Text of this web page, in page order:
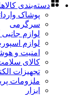
دسته‌بندی
پوشاک
سرگرمی
لوازم
لوازم
امنیت و
کالای
تجهیزات
ملزومات
ابزار